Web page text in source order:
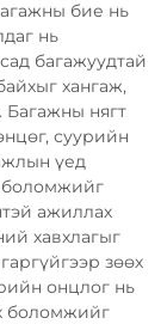
бие нь
нь
багажуудтай
хангаж,
Багажны нягт
суурийн
үед
боломжийг
ажиллах
хавхлагыг
зөөх
онцлог нь
боломжийг